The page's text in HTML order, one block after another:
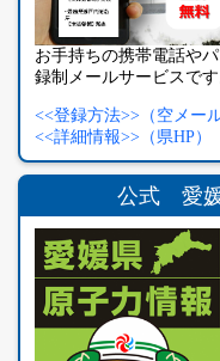
お手持ちの携帯電話や
録制メールサービスです
<<登録方法>>（空メー
<<詳細情報>>（県HP）
公式 愛媛